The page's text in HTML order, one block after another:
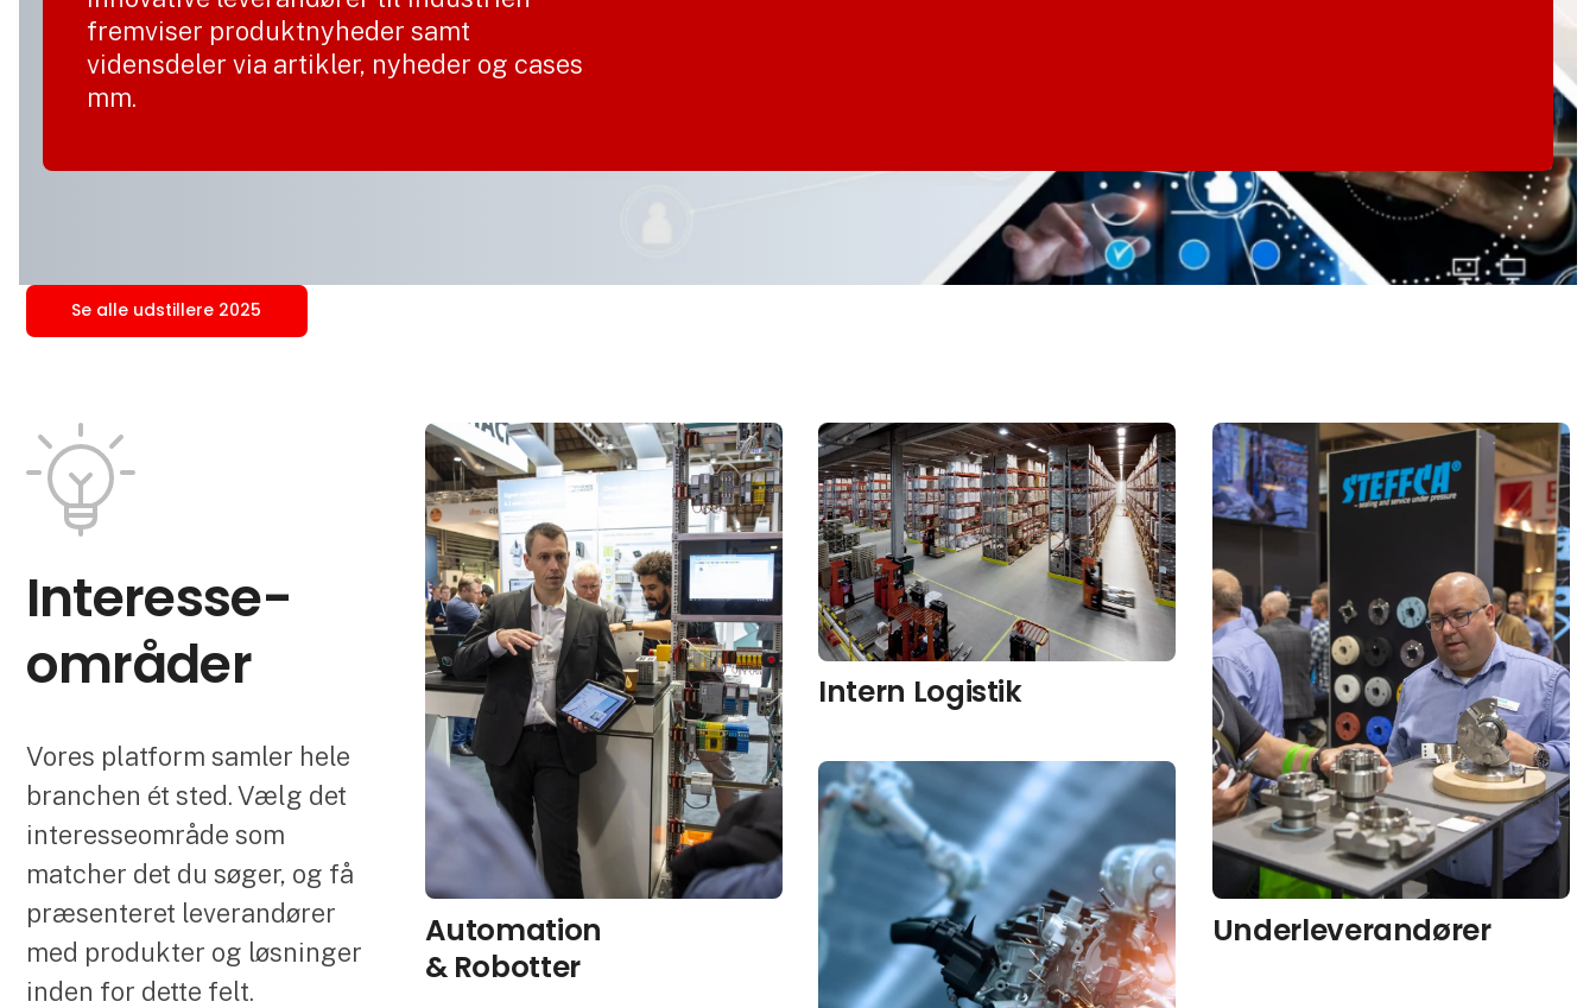
fremviser produktnyheder samt
vidensdeler via artikler, nyheder og cases
mm.
Se alle udstillere 2025
Interesse­
områder
Vores platform samler hele
branchen ét sted. Vælg det
interesseområde som
matcher det du søger, og få
præsenteret leverandører
med produkter og løsninger
inden for dette felt.
Automation
& Robotter
Intern Logistik
Underleverandører